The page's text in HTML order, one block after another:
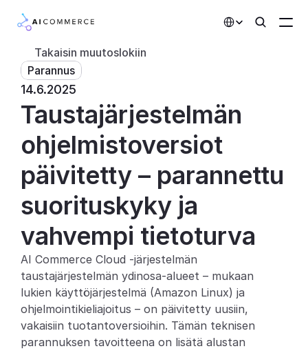
Asiakkaat
AI-toiminnot
Kumppanit
Hinnoittelu
Kehittäjille
Ratkaisut
Integraatiot
Partners
Tekoälyominaisuudet
Takaisin muutoslokiin
Parannus
14.6.2025
Taustajärjestelmän
ohjelmistoversiot
päivitetty – parannettu
suorituskyky ja
vahvempi tietoturva
AI Commerce Cloud -järjestelmän
taustajärjestelmän ydinosa-alueet – mukaan
lukien käyttöjärjestelmä (Amazon Linux) ja
ohjelmointikieliajoitus – on päivitetty uusiin,
vakaisiin tuotantoversioihin. Tämän teknisen
parannuksen tavoitteena on lisätä alustan